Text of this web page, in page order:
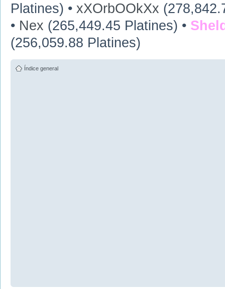
Platines) • xXOrbOOkXx
• Nex (265,449.45 Platines) •
(256,059.88 Platines)
Índice general